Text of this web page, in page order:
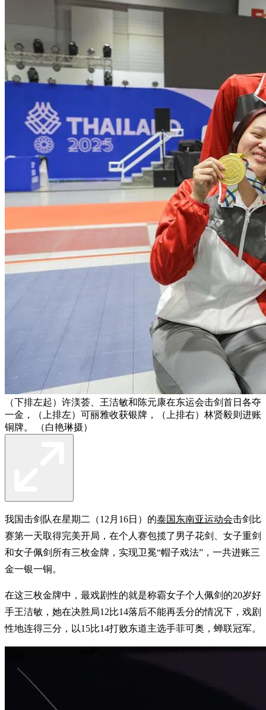
（下排左起）许渼荟、王洁敏和陈元康在东运会击剑首日各夺
一金，（上排左）可丽雅收获银牌，（上排右）林贤毅则进账
铜牌。 （白艳琳摄）
我国击剑队在星期二（12月16日）的泰国东南亚运动会击剑比
赛第一天取得完美开局，在个人赛包揽了男子花剑、女子重剑
和女子佩剑所有三枚金牌，实现卫冕“帽子戏法”，一共进账三
金一银一铜。
在这三枚金牌中，最戏剧性的就是称霸女子个人佩剑的20岁好
手王洁敏，她在决胜局12比14落后不能再丢分的情况下，戏剧
性地连得三分，以15比14打败东道主选手菲可奥，蝉联冠军。